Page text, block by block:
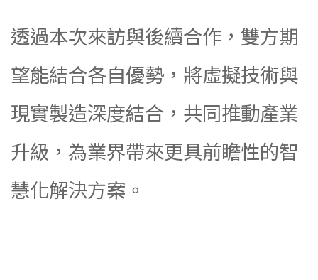
透過本次來訪與後續合作，雙方期
望能結合各自優勢，將虛擬技術與
現實製造深度結合，共同推動產業
升級，為業界帶來更具前瞻性的智
慧化解決方案。